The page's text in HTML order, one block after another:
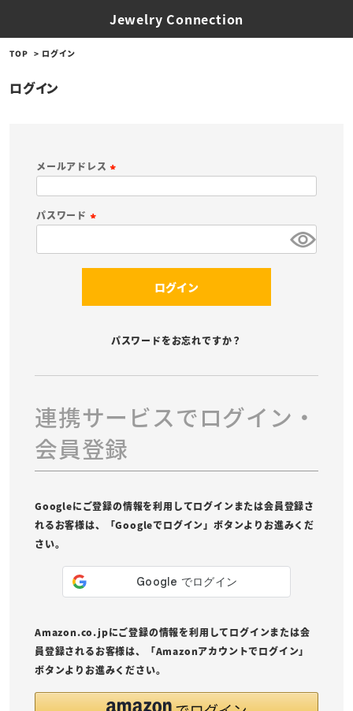
Jewelry Connection
TOP ログイン
ログイン
メールアドレス
須
パスワード
ログイン
パスワードをお忘れですか？
連携サービスでログイン・
会員登録
Googleにご登録の情報を利用してログインまたは会員登録さ
れるお客様は、「Googleでログイン」ボタンよりお進みくだ
さい。
Amazon.co.jpにご登録の情報を利用してログインまたは会
員登録されるお客様は、「Amazonアカウントでログイン」
ボタンよりお進みください。